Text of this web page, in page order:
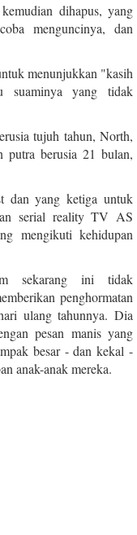
dihapus, yang
menguncinya, dan
menunjukkan "kasih
suaminya yang tidak
tujuh tahun, North,
berusia 21 bulan,
dan yang ketiga untuk
serial reality TV AS
mengikuti kehidupan
sekarang ini tidak
penghormatan
ulang tahunnya. Dia
pesan manis yang
besar - dan kekal -
anak-anak mereka.